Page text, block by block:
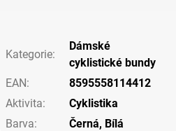
Kategorie:
Dámské
cyklistické bundy
EAN:
8595558114412
Aktivita:
Cyklistika
Barva: Černá, Bílá